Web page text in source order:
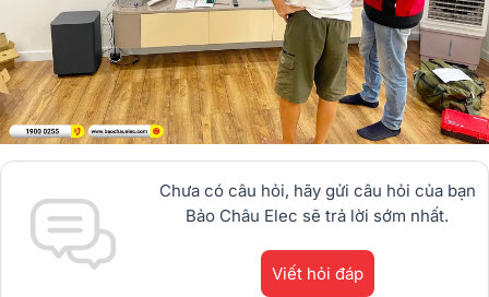
Chưa có câu hỏi, hãy gửi câu hỏi của bạn
Bảo Châu Elec sẽ trả lời sớm nhất.
Viết hỏi đáp